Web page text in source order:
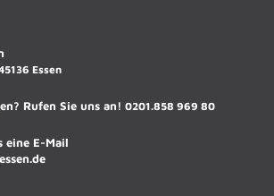
Essen
Rufen Sie uns an! 0201.858 969 80
eine E-Mail